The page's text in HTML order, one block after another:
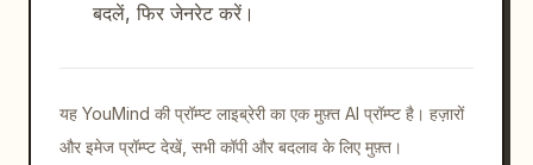
बदलें, फिर जेनरेट करें।
यह YouMind की प्रॉम्प्ट लाइब्रेरी का एक मुफ़्त AI प्रॉम्प्ट है। हज़ारों
और इमेज प्रॉम्प्ट देखें, सभी कॉपी और बदलाव के लिए मुफ़्त।